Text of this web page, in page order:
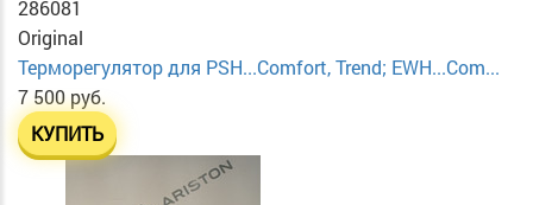
286081
Original
Терморегулятор для PSH...Comfort, Trend; EWH...Com...
7 500 руб.
КУПИТЬ